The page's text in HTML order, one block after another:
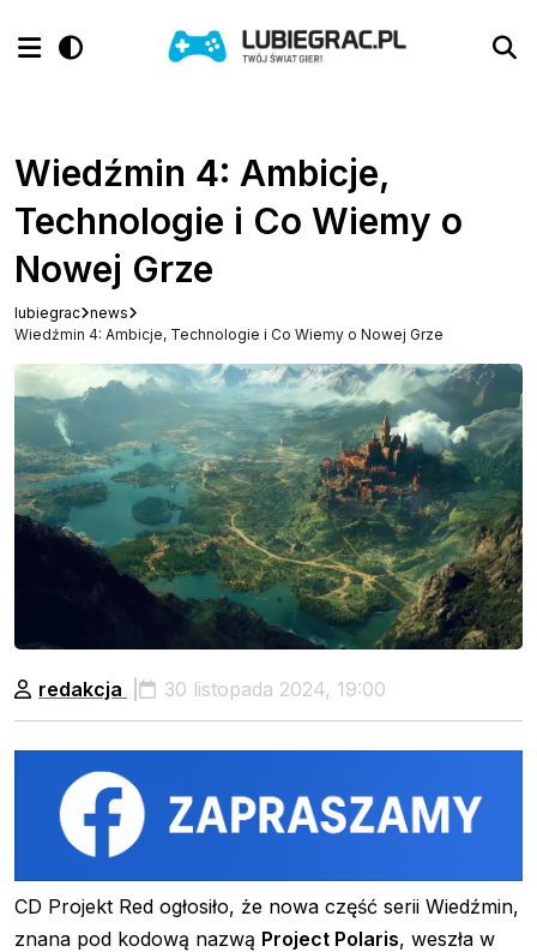
Wiedźmin 4: Ambicje,
Technologie i Co Wiemy o
Nowej Grze
lubiegrac news
Wiedźmin 4: Ambicje, Technologie i Co Wiemy o Nowej Grze
redakcja 30 listopada 2024, 19:00
CD Projekt Red ogłosiło, że nowa część serii Wiedźmin,
znana pod kodową nazwą Project Polaris, weszła w